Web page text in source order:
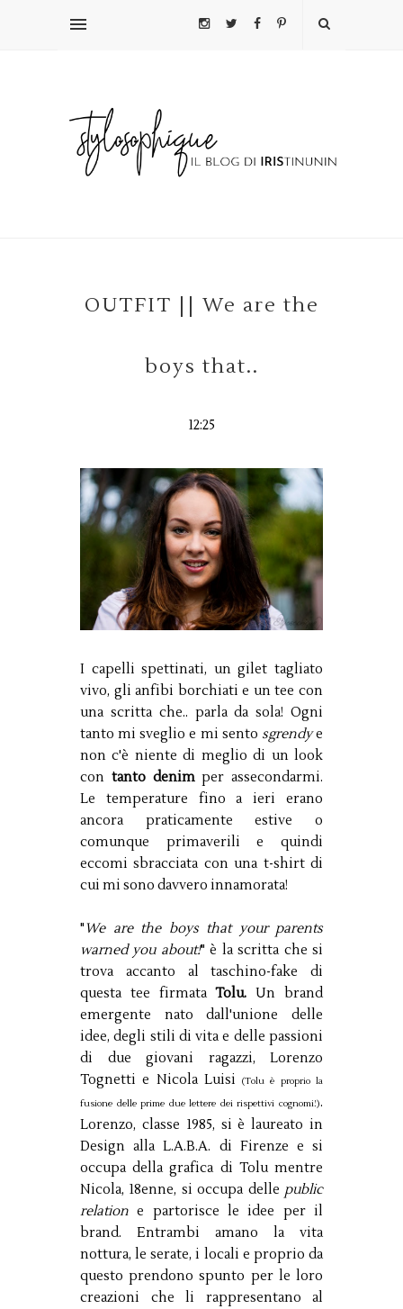
OUTFIT || We are the
boys that..
12:25
I capelli spettinati, un gilet tagliato
vivo, gli anfibi borchiati e un tee con
una scritta che.. parla da sola! Ogni
tanto mi sveglio e mi sento sgrendye
non c'è niente di meglio di un look
con tanto denimper assecondarmi.
Le temperature fino a ieri erano
ancora praticamente estive o
comunque primaverili e quindi
eccomi sbracciata con una t-shirt di
cui mi sono davvero innamorata!
"We are the boys that your parents
warned you about!" è la scritta che si
trova accanto al taschino-fake di
questa tee firmataTolu.Un brand
emergente nato dall'unione delle
idee, degli stili di vita e delle passioni
di due giovani ragazzi, Lorenzo
Tognetti e Nicola Luisi(Tolu è proprio la
fusione delle prime due lettere dei rispettivi cognomi!).
Lorenzo, classe 1985, si è laureato in
Design alla L.A.B.A. di Firenze e si
occupa della grafica di Tolu mentre
Nicola, 18enne, si occupa delle public
relatione partorisce le idee per il
brand. Entrambi amano la vita
nottura, le serate, i locali e proprio da
questo prendono spunto per le loro
creazioni che li rappresentano al